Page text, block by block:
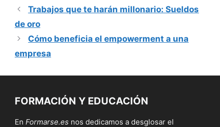
Trabajos que te harán millonario: Sueldos
de oro
Cómo beneficia el empowerment a una
empresa
FORMACIÓN Y EDUCACIÓN
En Formarse.es nos dedicamos a desglosar el